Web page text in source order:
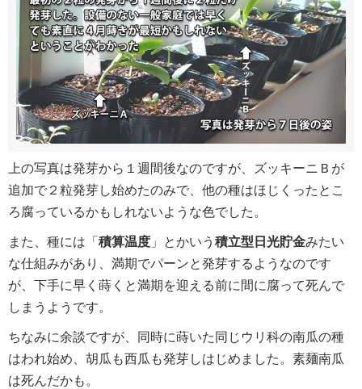
上の写真は発芽から１週間後なのですが、ズッキーニＢが
追加で２粒発芽し始めたのみで、他の種はほじくったとこ
ろ腐っているかもしれないような色でした。
また、種には「 積算温度 」とかいう 積立型日光貯金みたい
な仕組みがあり、満期でパーンと発芽するようなのです
が、下手に早く蒔くと満期を迎える前に間に腐って死んで
しまうようです。
ちなみに余談ですが、同時に蒔いた同じウリ科の南瓜の種
はわれ始め、胡瓜も西瓜も発芽しはじめました。素麺南瓜
は死んだかも。